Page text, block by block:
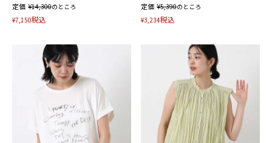
定価 ¥14,300のところ
¥7,150税込
定価 ¥5,390のところ
¥3,234税込